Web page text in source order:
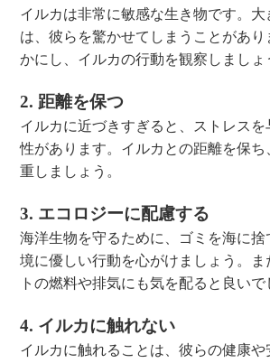
イルカは非常に敏感な生き物です。大
は、彼らを驚かせてしまうことがあ
かにし、イルカの行動を観察しましょ
2. 距離を保つ
イルカに近づきすぎると、ストレス
性があります。イルカとの距離を保
重しましょう。
3. エコロジーに配慮する
海洋生物を守るために、ゴミを海に
境に優しい行動を心がけましょう。
トの燃料や排気にも気を配ると良いで
4. イルカに触れない
イルカに触れることは、彼らの健康